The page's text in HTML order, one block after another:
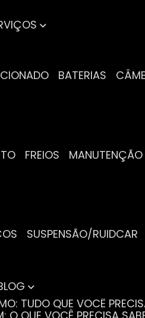
BATERIAS
FREIOS
SUSPENSÃO/RUIDCAR
BLOG
TUDO QUE VOCÊ